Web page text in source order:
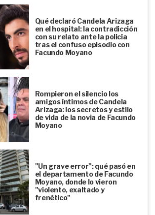
Qué declaró Candela Arizaga
en el hospital: la contradicción
con su relato ante la policía
tras el confuso episodio con
Facundo Moyano
Rompieron el silencio los
amigos íntimos de Candela
Arizaga: los secretos y estilo
de vida de la novia de Facundo
Moyano
"Un grave error": qué pasó en
el departamento de Facundo
Moyano, donde lo vieron
"violento, exaltado y
frenético"